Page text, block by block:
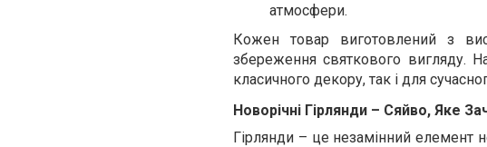
атмосфери.
Кожен товар виготовлений з
збереження святкового вигляду.
класичного декору, так і для
Новорічні Гірлянди – Сяйво, Яке
Гірлянди – це незамінний елемент